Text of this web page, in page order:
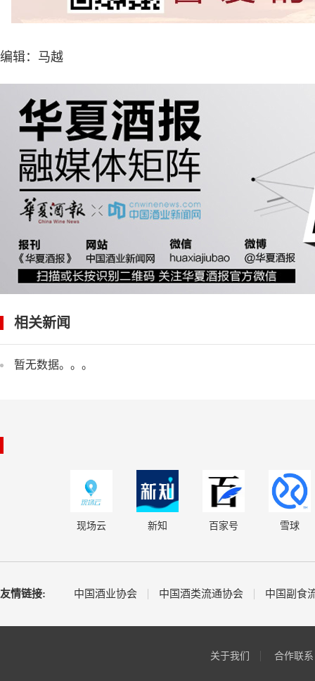
编辑：马越
相关新闻
暂无数据。。。
现场云 新知 百家号 雪球
友情链接: 中国酒业协会 中国酒类流通协会 中国副食
关于我们 合作联系